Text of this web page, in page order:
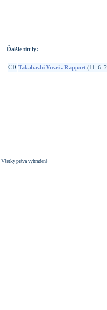
Ďalšie tituly:
CD Takahashi Yusei - Rapport (11. 6.
práva vyhradené